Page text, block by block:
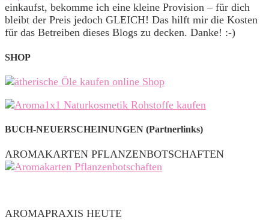
einkaufst, bekomme ich eine kleine Provision – für dich
bleibt der Preis jedoch GLEICH! Das hilft mir die Kosten
für das Betreiben dieses Blogs zu decken. Danke! :-)
SHOP
BUCH-NEUERSCHEINUNGEN (Partnerlinks)
AROMAKARTEN PFLANZENBOTSCHAFTEN
AROMAPRAXIS HEUTE